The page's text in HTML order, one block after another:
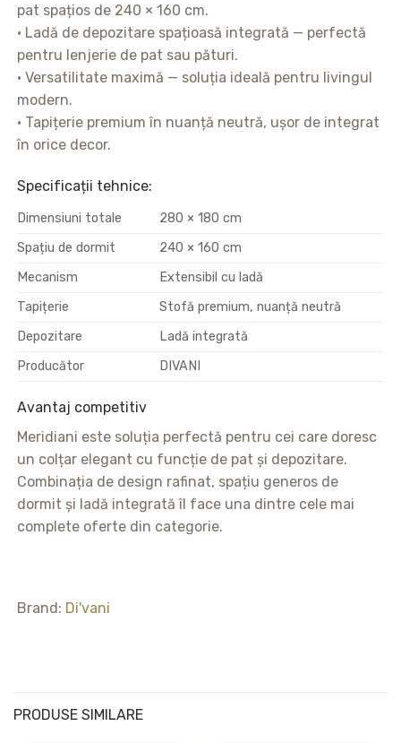
pat spațios de 240 × 160 cm.
• Ladă de depozitare spațioasă integrată — perfectă
pentru lenjerie de pat sau pături.
• Versatilitate maximă — soluția ideală pentru livingul
modern.
• Tapițerie premium în nuanță neutră, ușor de integrat
în orice decor.
Specificații tehnice:
Dimensiuni totale
280 × 180 cm
Spațiu de dormit
240 × 160 cm
Mecanism
Extensibil cu ladă
Tapițerie
Stofă premium, nuanță neutră
Depozitare
Ladă integrată
Producător
DIVANI
Avantaj competitiv
Meridiani este soluția perfectă pentru cei care doresc
un colțar elegant cu funcție de pat și depozitare.
Combinația de design rafinat, spațiu generos de
dormit și ladă integrată îl face una dintre cele mai
complete oferte din categorie.
Brand: Di'vani
PRODUSE SIMILARE